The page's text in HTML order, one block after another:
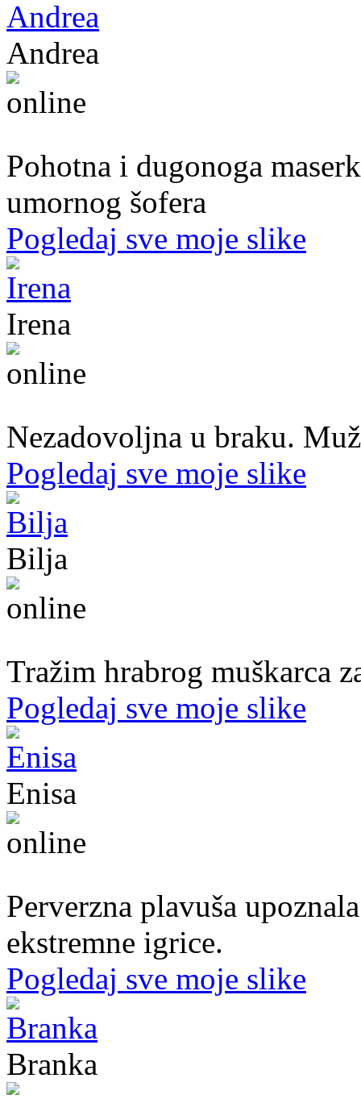
Andrea
Pohotna i dugonoga
umornog šofera
Pogledaj sve moje slike
Irena
Nezadovoljna u braku.
Pogledaj sve moje slike
Bilja
Tražim hrabrog muškarca
Pogledaj sve moje slike
Enisa
Perverzna plavuša
ekstremne igrice.
Pogledaj sve moje slike
Branka